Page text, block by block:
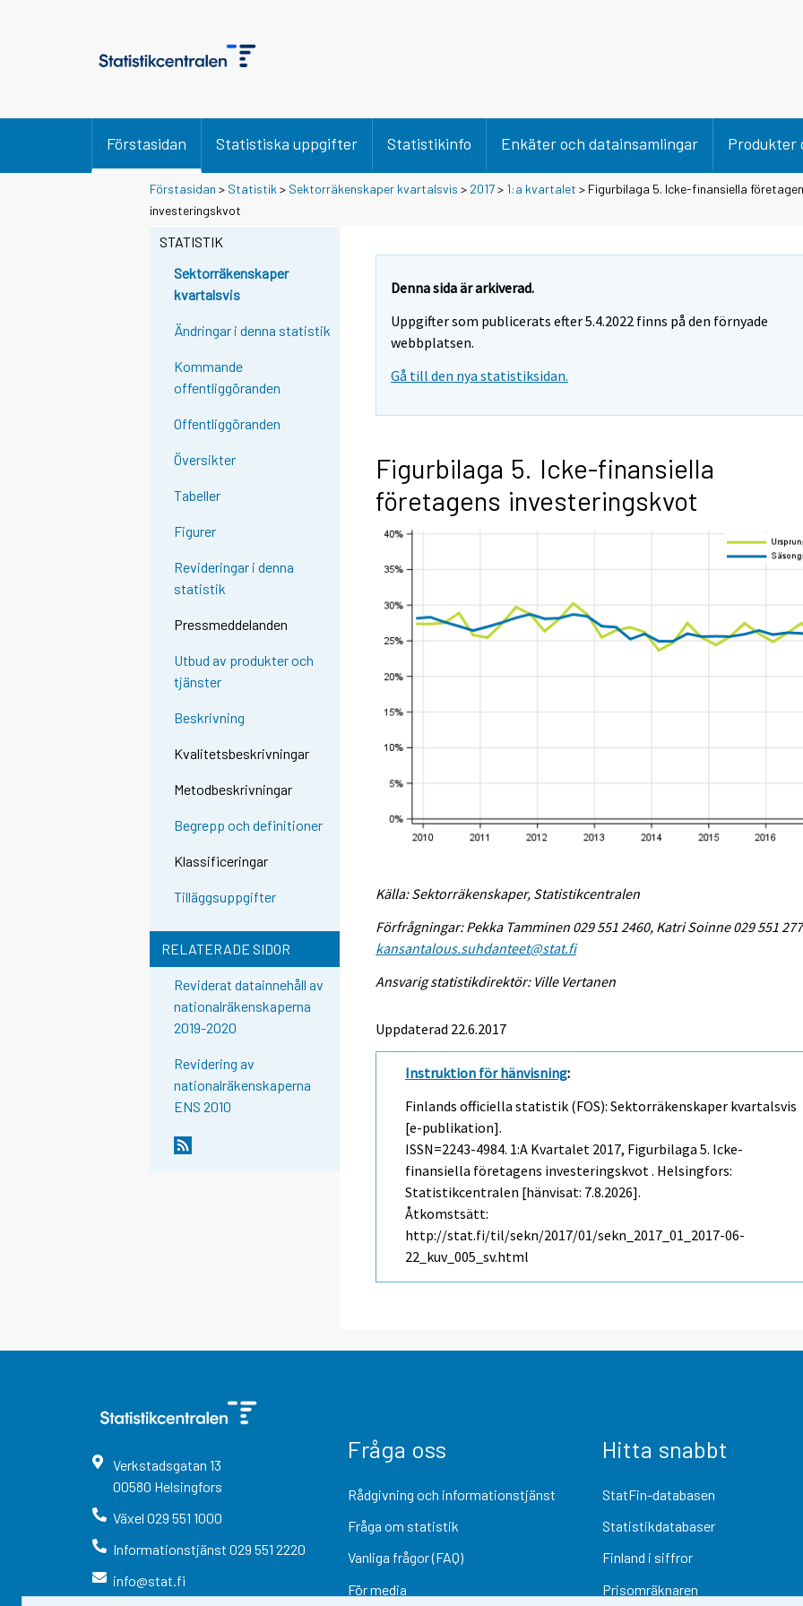
Förstasidan Statistiska uppgifter Statistikinfo Enkäter och datainsamlingar Produkter
Förstasidan > Statistik > Sektorräkenskaper kvartalsvis > 2017> 1:a kvartalet > Figurbilaga 5. Icke-finansiella
investeringskvot
STATISTIK
Sektorräkenskaper
kvartalsvis
Ändringar i denna statistik
Kommande
offentliggöranden
Offentliggöranden
Översikter
Tabeller
Figurer
Revideringar i denna
statistik
Pressmeddelanden
Utbud av produkter och
tjänster
Beskrivning
Kvalitetsbeskrivningar
Metodbeskrivningar
Begrepp och definitioner
Klassificeringar
Tilläggsuppgifter
RELATERADE SIDOR
Reviderat datainnehåll av
nationalräkenskaperna
2019-2020
Revidering av
nationalräkenskaperna
ENS 2010
Denna sida är arkiverad.
Uppgifter som publicerats efter 5.4.2022 finns på den förnyade
webbplatsen.
Gå till den nya statistiksidan.
Figurbilaga 5. Icke-finansiella
företagens investeringskvot
Källa: Sektorräkenskaper, Statistikcentralen
Förfrågningar: Pekka Tamminen 029 551 2460, Katri Soinne 029 551
kansantalous.suhdanteet@stat.fi
Ansvarig statistikdirektör: Ville Vertanen
Uppdaterad 22.6.2017
Instruktion för hänvisning:
Finlands officiella statistik (FOS): Sektorräkenskaper kvartalsvis
[e-publikation].
ISSN=2243-4984. 1:a Kvartalet 2017, Figurbilaga 5. Icke-
finansiella företagens investeringskvot . Helsingfors:
Statistikcentralen [hänvisat: 7.8.2026].
Åtkomstsätt:
http://stat.fi/til/sekn/2017/01/sekn_2017_01_2017-06-
22_kuv_005_sv.html
Verkstadsgatan 13
00580 Helsingfors
Växel 029 551 1000
Informationstjänst 029 551 2220
info@stat.fi
Fråga oss
Rådgivning och informationstjänst
Fråga om statistik
Vanliga frågor (FAQ)
För media
Hitta snabbt
StatFin-databasen
Statistikdatabaser
Finland i siffror
Prisomräknaren